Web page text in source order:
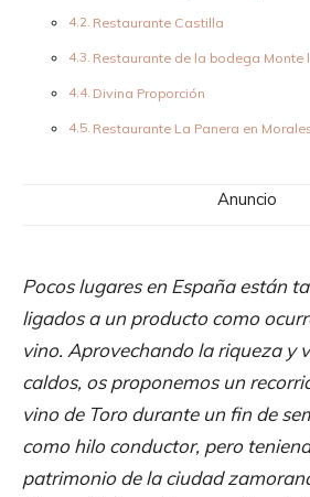
Restaurante Castilla
Restaurante de la bodega Monte
Divina Proporción
Restaurante La Panera en
Anuncio
Pocos lugares en España están
ligados a un producto como
vino. Aprovechando la riqueza y
caldos, os proponemos un
vino de Toro durante un fin de
como hilo conductor, pero
patrimonio de la ciudad